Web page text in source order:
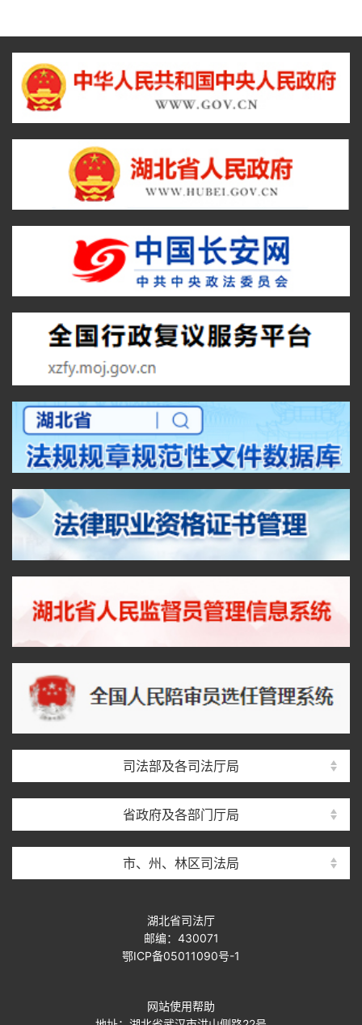
司法部及各司法厅局
省政府及各部门厅局
市、州、林区司法局
湖北省司法厅
邮编：430071
鄂ICP备05011090号-1
网站使用帮助